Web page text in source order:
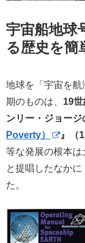
宇宙船地球
る歴史を簡
地球を「宇宙を
期のものは、 19
ンリー・ジョージ
Poverty）
』（
等な発展の根本は
と提唱したなか
た。